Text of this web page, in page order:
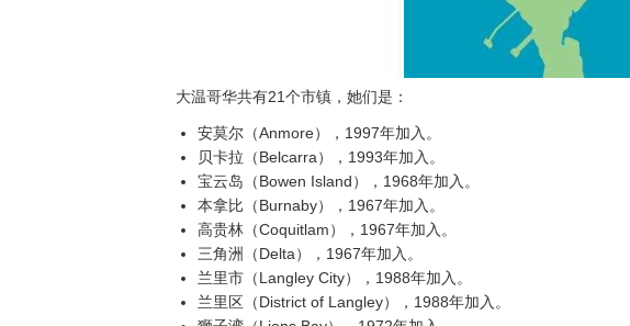
大温哥华共有21个市镇，她们是：
安莫尔（Anmore），1997年加入。
贝卡拉（Belcarra），1993年加入。
宝云岛（Bowen Island），1968年加入。
本拿比（Burnaby），1967年加入。
高贵林（Coquitlam），1967年加入。
三角洲（Delta），1967年加入。
兰里市（Langley City），1988年加入。
兰里区（District of Langley），1988年加入。